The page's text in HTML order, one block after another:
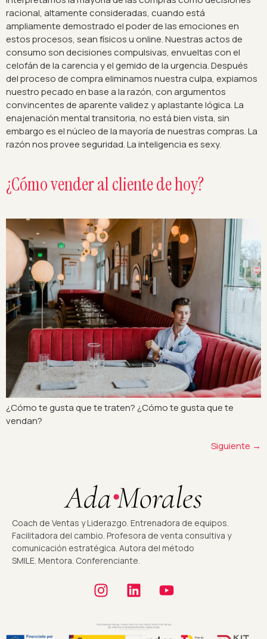
racional, altamente consideradas, cuando está
ampliamente demostrado el poder de las emociones en
estos procesos, sean físicos u online. Nuestras actos de
consumo son decisiones compulsivas, envueltas con el
celofán de la carencia y el gemido de la urgencia. Después
del proceso de compra eliminamos nuestra culpa, expiamos
nuestro pecado en base a la razón, con argumentos
convincentes de aparente validez y aplastante lógica. La
enajenación mental transitoria, no está bien vista, sin
embargo es el núcleo de la mayoría de nuestras compras. La
razón nos provee seguridad. La inteligencia es sexy.
¿Cómo vender al cliente de hoy?
¿Cómo te gusta que te traten? ¿Cómo te gusta que te
vendan?
Siguiente →
Coach de Ventas y Liderazgo. Entrenadora de equipos.
Facilitadora del cambio. Profesora de venta consultiva y
comunicación estratégica. Autora del método
SMILE. Mentora. Conferenciante.